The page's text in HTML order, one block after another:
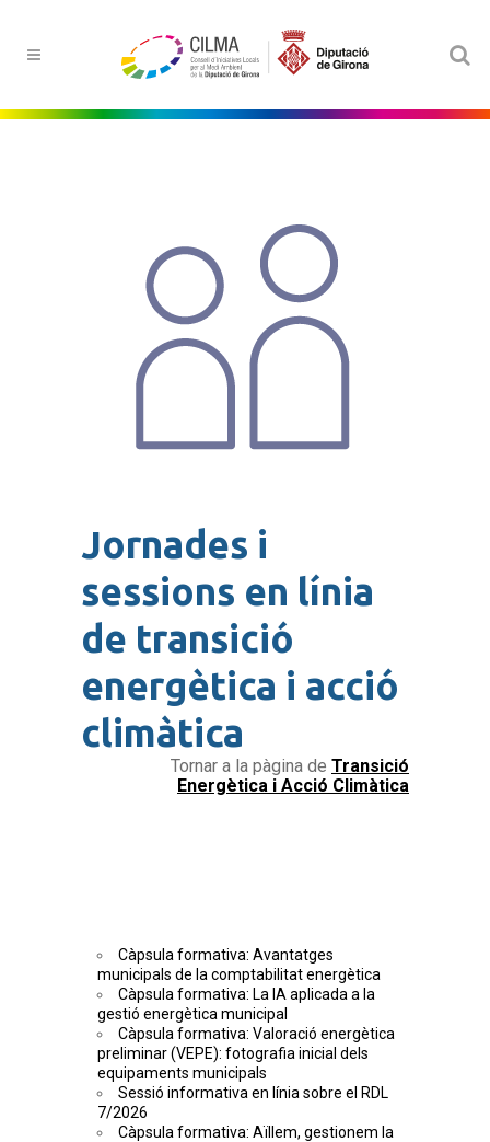
Jornades i
sessions en línia
de transició
energètica i acció
climàtica
Tornar a la pàgina de Transició
Energètica i Acció Climàtica
Càpsula formativa: Avantatges
municipals de la comptabilitat energètica
Càpsula formativa: La IA aplicada a la
gestió energètica municipal
Càpsula formativa: Valoració energètica
preliminar (VEPE): fotografia inicial dels
equipaments municipals
Sessió informativa en línia sobre el RDL
7/2026
Càpsula formativa: Aïllem, gestionem la